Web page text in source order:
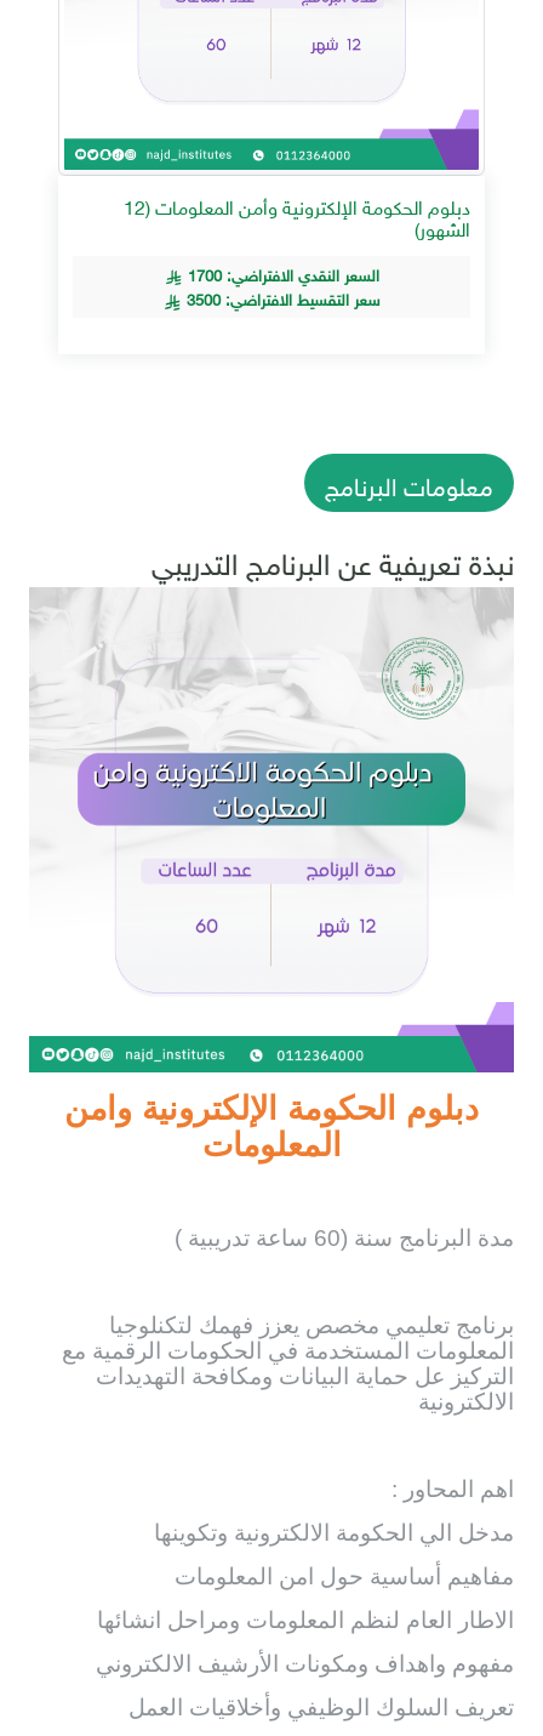
دبلوم الحكومة الإلكترونية وأمن المعلومات (12
الشهور)
السعر النقدي الافتراضي: 1700
سعر التقسيط الافتراضي: 3500
معلومات البرنامج
نبذة تعريفية عن البرنامج التدريبي
دبلوم الحكومة الإلكترونية وامن
المعلومات
مدة البرنامج سنة (60 ساعة تدريبية )
برنامج تعليمي مخصص يعزز فهمك لتكنلوجيا
المعلومات المستخدمة في الحكومات الرقمية مع
التركيز عل حماية البيانات ومكافحة التهديدات
الالكترونية
اهم المحاور :
مدخل الي الحكومة الالكترونية وتكوينها
مفاهيم أساسية حول امن المعلومات
الاطار العام لنظم المعلومات ومراحل انشائها
مفهوم واهداف ومكونات الأرشيف الالكتروني
تعريف السلوك الوظيفي وأخلاقيات العمل